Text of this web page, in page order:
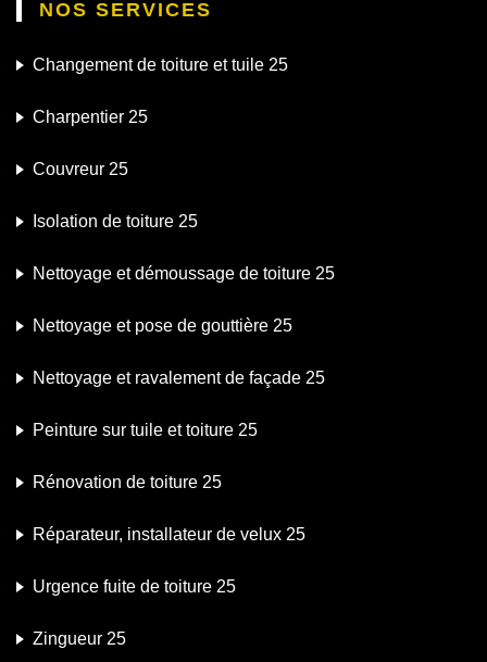
NOS SERVICES
Changement de toiture et tuile 25
Charpentier 25
Couvreur 25
Isolation de toiture 25
Nettoyage et démoussage de toiture 25
Nettoyage et pose de gouttière 25
Nettoyage et ravalement de façade 25
Peinture sur tuile et toiture 25
Rénovation de toiture 25
Réparateur, installateur de velux 25
Urgence fuite de toiture 25
Zingueur 25